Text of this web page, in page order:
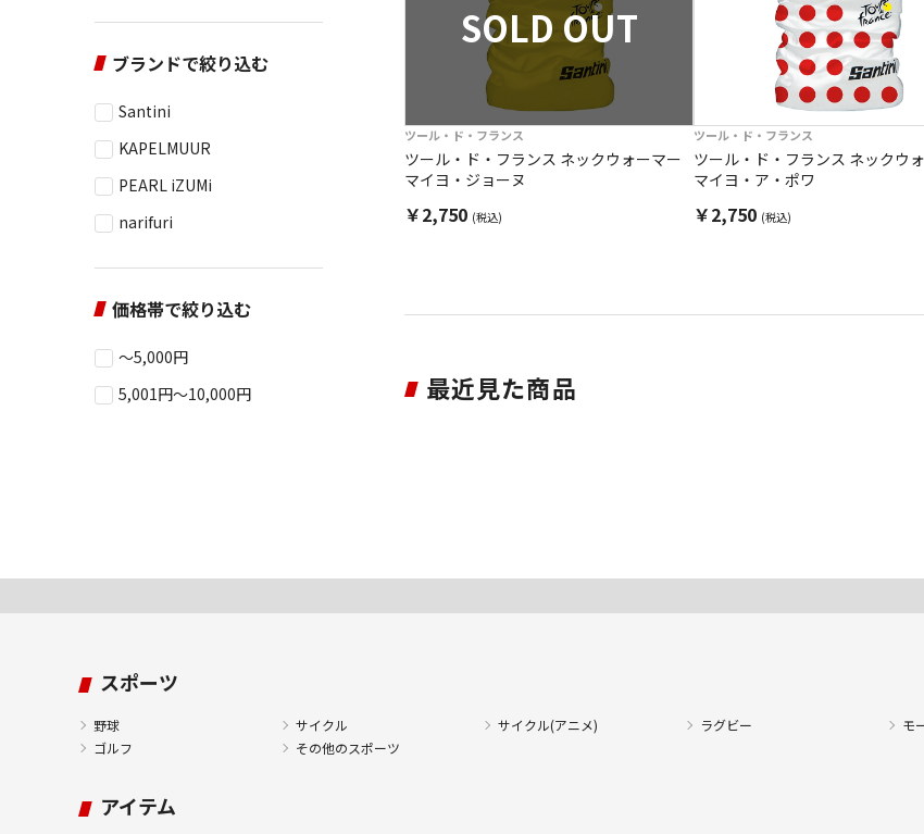
ブランドで絞り込む
Santini
KAPELMUUR
PEARL iZUMi
narifuri
価格帯で絞り込む
～5,000円
5,001円～10,000円
SOLD OUT
ツール・ド・フランス
ツール・ド・フランス ネックウォーマー
マイヨ・ジョーヌ
￥2,750 (税込)
ツール・ド・フランス
ツール・ド・フランス ネックウ
マイヨ・ア・ポワ
￥2,750 (税込)
最近見た商品
スポーツ
野球 サイクル サイクル(アニメ) ラグビー
モ
ゴルフ
その他のスポーツ
アイテム